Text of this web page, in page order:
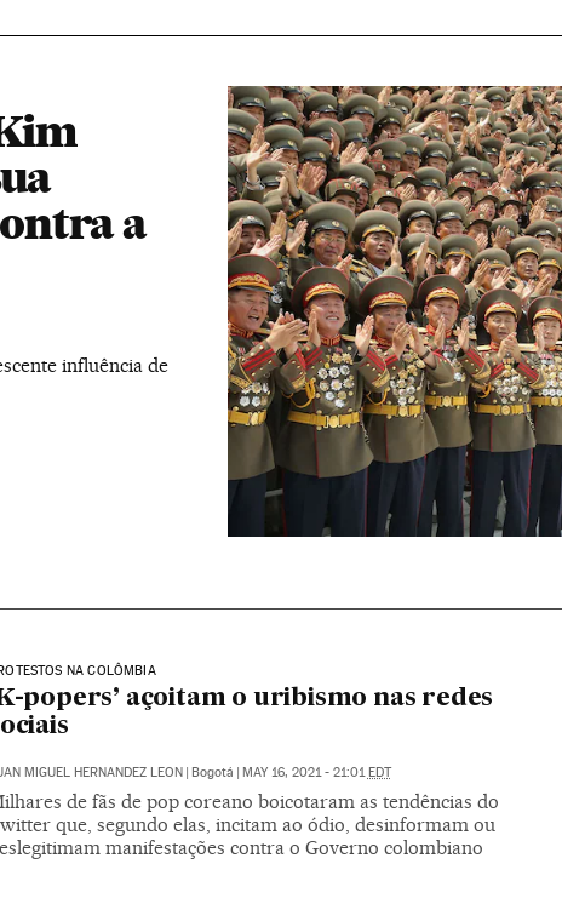
a
influência de
NA COLÔMBIA
popers’ açoitam o uribismo nas redes
MIGUEL HERNANDEZ LEON | Bogotá | MAY 16, 2021 - 21:01EDT
de fãs de pop coreano boicotaram as tendências do
que, segundo elas, incitam ao ódio, desinformam ou
manifestações contra o Governo colombiano